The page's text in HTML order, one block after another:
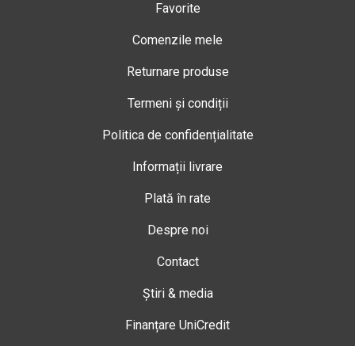
Favorite
Comenzile mele
Returnare produse
Termeni și condiții
Politica de confidențialitate
Informații livrare
Plată în rate
Despre noi
Contact
Știri & media
Finanțare UniCredit